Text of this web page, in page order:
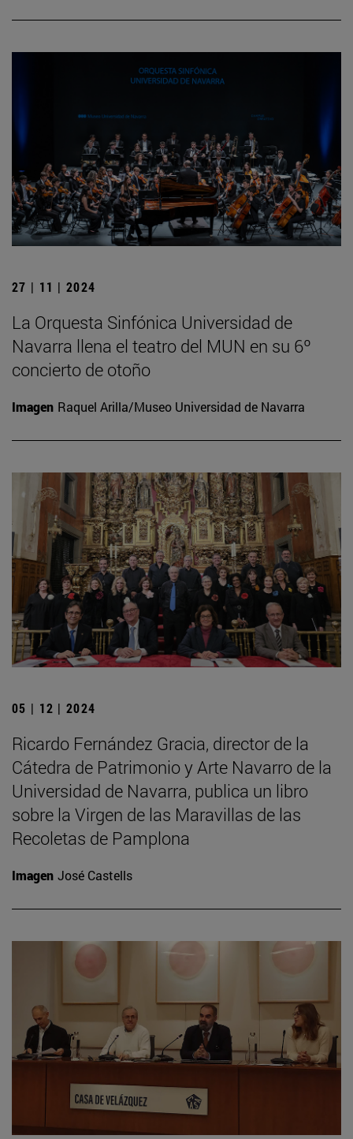
27 | 11 | 2024
La Orquesta Sinfónica Universidad de
Navarra llena el teatro del MUN en su 6º
concierto de otoño
Imagen Raquel Arilla/Museo Universidad de Navarra
05 | 12 | 2024
Ricardo Fernández Gracia, director de la
Cátedra de Patrimonio y Arte Navarro de la
Universidad de Navarra, publica un libro
sobre la Virgen de las Maravillas de las
Recoletas de Pamplona
Imagen José Castells